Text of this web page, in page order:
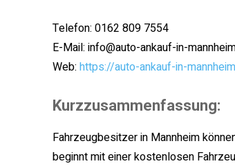
Telefon: 0162 809 7554
E-Mail: info@auto-ankauf-in-
Web: https://auto-ankauf-in-
Kurzzusammenfassung:
Fahrzeugbesitzer in Mannheim
beginnt mit einer kostenlosen